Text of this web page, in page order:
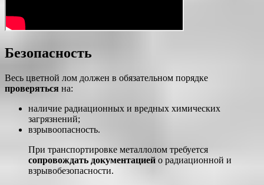
Безопасность
Весь цветной лом должен в обязательном порядке
проверяться на:
наличие радиационных и вредных химических
загрязнений;
взрывоопасность.
При транспортировке металлолом требуется
сопровождать документацией о радиационной и
взрывобезопасности.